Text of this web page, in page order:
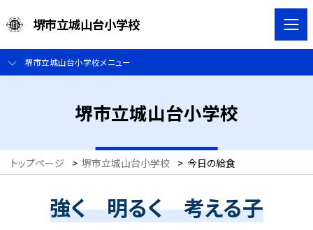
堺市立城山台小学校
堺市立城山台小学校メニュー
堺市立城山台小学校
トップページ > 堺市立城山台小学校 > 今日の給食
強く 明るく 考える子